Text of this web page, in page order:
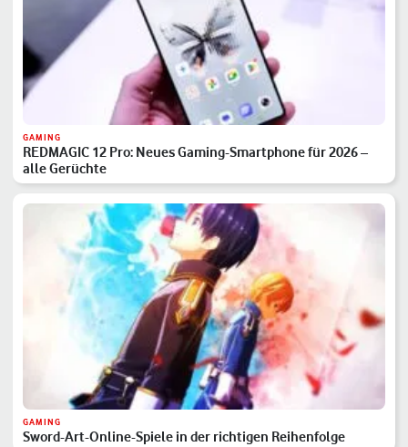
GAMING
REDMAGIC 12 Pro: Neues Gaming-Smartphone für 2026 –
alle Gerüchte
GAMING
Sword-Art-Online-Spiele in der richtigen Reihenfolge